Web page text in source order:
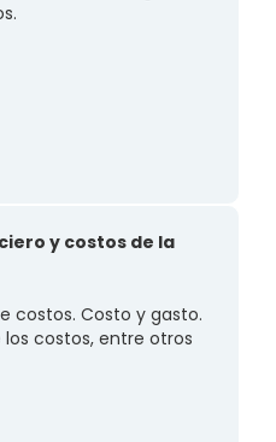
y costos de la
costos. Costo y gasto.
costos, entre otros